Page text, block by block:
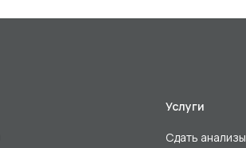
Услуги
Сдать анализы